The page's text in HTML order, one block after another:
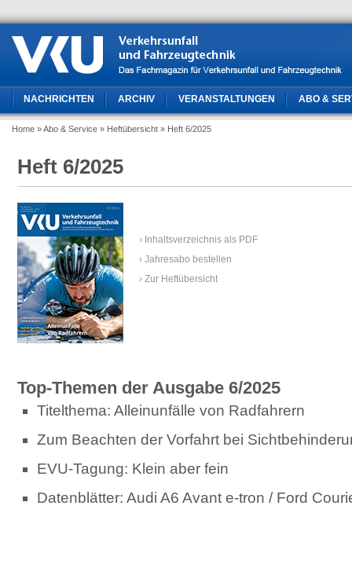
NACHRICHTEN ARCHIV VERANSTALTUNGEN ABO &
Home » Abo & Service » Heftübersicht » Heft 6/2025
Heft 6/2025
› Inhaltsverzeichnis als PDF
› Jahresabo bestellen
› Zur Heftübersicht
Top-Themen der Ausgabe 6/2025
Titelthema: Alleinunfälle von Radfahrern
Zum Beachten der Vorfahrt bei
EVU-Tagung: Klein aber fein
Datenblätter: Audi A6 Avant e-tron / Ford